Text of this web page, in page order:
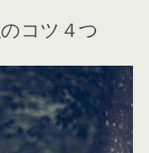
コツ４つ